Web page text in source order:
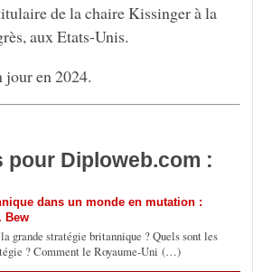
de la chaire Kissinger à la
aux Etats-Unis.
en 2024.
pour Diploweb.com :
dans un monde en mutation :
Bew
grande stratégie britannique ? Quels sont les
? Comment le Royaume-Uni (…)